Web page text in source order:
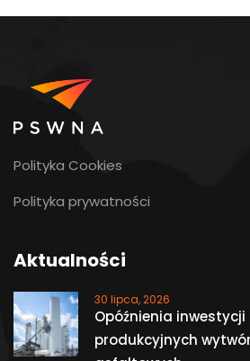
Polityka Cookies
Polityka prywatności
Aktualności
30 lipca, 2026
Opóźnienia
produkcyjnych